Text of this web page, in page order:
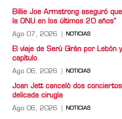
Billie Joe Armstrong aseguró
la ONU en los últimos 20 años”
Ago 07, 2026 NOTICIAS
El viaje de Serú Girán por Lebón
capítulo
Ago 06, 2026 NOTICIAS
Joan Jett canceló dos
delicada cirugía
Ago 06, 2026 NOTICIAS